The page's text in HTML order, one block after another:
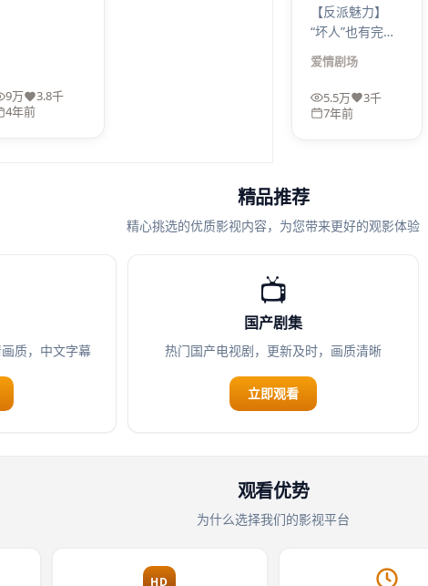
9万
3.8千
4年前
【反派魅力】
“坏人”也有完整
动机：不是洗
白，而是让观众
理解“恶”如何从
裂缝里长出来。
爱情剧场
5.5万
3千
7年前
精品推荐
精心挑选的优质影视内容，为您带来更好的观影体验
质，中文字幕
📺
国产剧集
热门国产电视剧，更新及时，画质清晰
立即观看
观看优势
为什么选择我们的影视平台
HD